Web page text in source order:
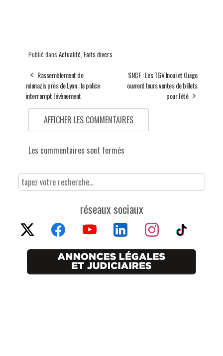
Publié dans Actualité, Faits divers
Rassemblement de
néonazis près de Lyon : la police
interrompt l'évènement
SNCF : Les TGV Inoui et Ouigo
ouvrent leurs ventes de billets
pour l'été
AFFICHER LES COMMENTAIRES
Les commentaires sont fermés
réseaux sociaux